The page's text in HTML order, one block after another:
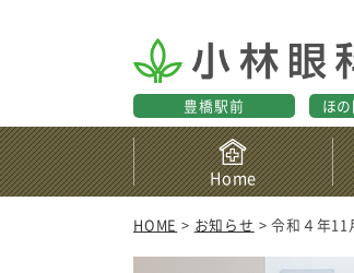
豊橋駅前 ほ
HOME > お知らせ > 令和４年11
Home